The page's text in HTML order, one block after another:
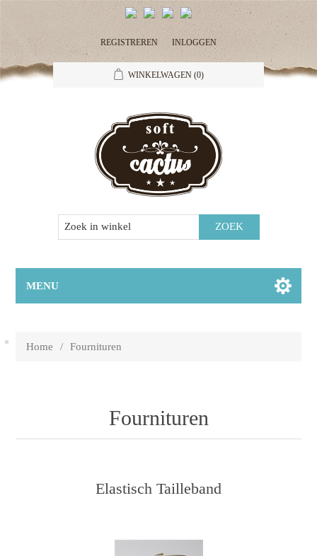
REGISTREREN INLOGGEN
WINKELWAGEN (0)
MENU
Home / Fournituren
Fournituren
Elastisch Tailleband